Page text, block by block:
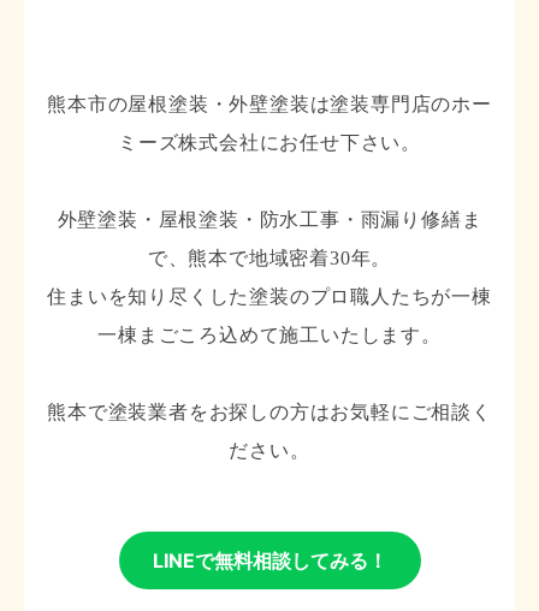
熊本市の屋根塗装・外壁塗装は塗装専門店のホー
ミーズ株式会社にお任せ下さい。
外壁塗装・屋根塗装・防水工事・雨漏り修繕ま
で、熊本で地域密着30年。
住まいを知り尽くした塗装のプロ職人たちが一棟
一棟まごころ込めて施工いたします。
熊本で塗装業者をお探しの方はお気軽にご相談く
ださい。
LINEで無料相談してみる！